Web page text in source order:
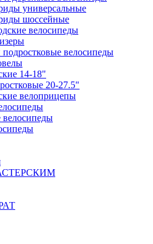
универсальные
шоссейные
велосипеды
подростковые велосипеды
14-18"
20-27.5"
велоприцепы